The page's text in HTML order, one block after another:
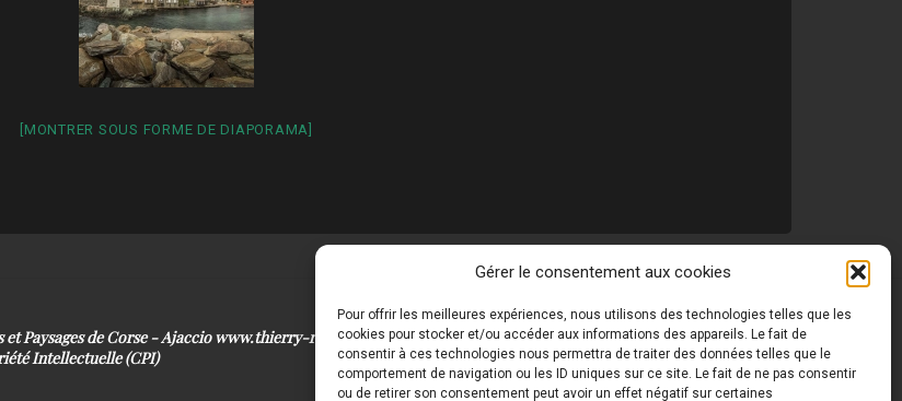
Gérer le consentement aux cookies
Pour offrir les meilleures expériences, nous utilisons des technologies telles que les
cookies pour stocker et/ou accéder aux informations des appareils. Le fait de
consentir à ces technologies nous permettra de traiter des données telles que le
comportement de navigation ou les ID uniques sur ce site. Le fait de ne pas consentir
ou de retirer son consentement peut avoir un effet négatif sur certaines
[MONTRER SOUS FORME DE DIAPORAMA]
Paysages de Corse - Ajaccio www.thierry-raynaud.com © Toutes les photos de ce site sont la propriété de
Intellectuelle (CPI)